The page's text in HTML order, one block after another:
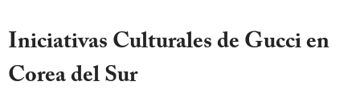
Iniciativas Culturales de Gucci en
Corea del Sur